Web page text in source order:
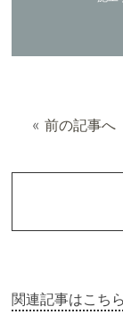
« 前の記事へ
関連記事はこちら